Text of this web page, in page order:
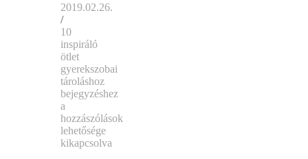
2019.02.26.
/
10
inspiráló
ötlet
gyerekszobai
tároláshoz
bejegyzéshez
a
hozzászólások
lehetősége
kikapcsolva